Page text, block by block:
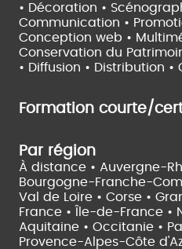
• Décoration •
Communication •
Conception web •
Conservation du
• Diffusion • Distribution
Formation courte/
Par région
À distance • Auvergne-
Bourgogne-Franche-
Val de Loire • Corse •
France •
Île-de-France •
Aquitaine • Occitanie •
Provence-Alpes-Côte